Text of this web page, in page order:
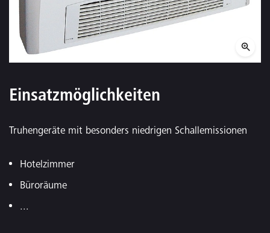
Einsatzmöglichkeiten
Truhengeräte mit besonders niedrigen Schallemissionen
Hotelzimmer
Büroräume
...